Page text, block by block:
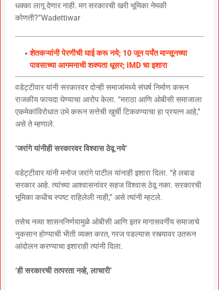
धक्का लागू देणार नाही. मग सरकारची खरी भूमिका नेमकी
कोणती?”Wadettiwar
शेतकऱ्यांनी पेरणीची घाई करू नये; 10 जून पर्यंत मान्सूनच्या
पावसाच्या आगमनाची शक्यता धूसर; IMD चा इशारा
वडेट्टीवार यांनी सरकारवर दोन्ही समाजांमध्ये संघर्ष निर्माण करून
राजकीय फायदा घेण्याचा आरोप केला. “मराठा आणि ओबीसी समाजाला
एकमेकांविरोधात उभे करून सत्तेची खुर्ची टिकवण्याचा हा प्रयत्न आहे,”
असे ते म्हणाले.
‘जरांगे यांनीही सरकारवर विश्वास ठेवू नये’
वडेट्टीवार यांनी मनोज जरांगे पाटील यांनाही इशारा दिला. “हे लबाड
सरकार आहे. त्यांच्या आश्वासनांवर सहज विश्वास ठेवू नका. सरकारची
भूमिका कधीच स्पष्ट राहिलेली नाही,” असे त्यांनी म्हटले.
तसेच नव्या शासननिर्णयामुळे ओबीसी आणि इतर मागासवर्गीय समाजाचे
नुकसान होण्याची भीती व्यक्त करत, गरज पडल्यास रस्त्यावर उतरून
आंदोलन करण्याचा इशाराही त्यांनी दिला.
‘ही सरकारची तत्परता नव्हे, लाचारी’